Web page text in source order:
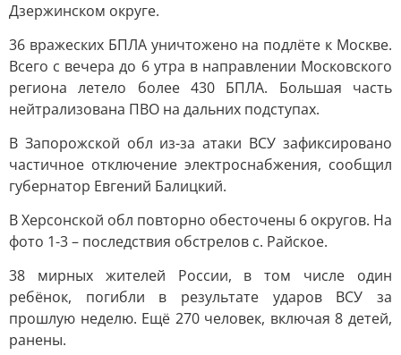
Дзержинском округе.
36 вражеских БПЛА уничтожено на подлёте к Москве.
Всего с вечера до 6 утра в направлении Московского
региона летело более 430 БПЛА. Большая часть
нейтрализована ПВО на дальних подступах.
В Запорожской обл из-за атаки ВСУ зафиксировано
частичное отключение электроснабжения, сообщил
губернатор Евгений Балицкий.
В Херсонской обл повторно обесточены 6 округов. На
фото 1-3 – последствия обстрелов с. Райское.
38 мирных жителей России, в том числе один
ребёнок, погибли в результате ударов ВСУ за
прошлую неделю. Ещё 270 человек, включая 8 детей,
ранены.